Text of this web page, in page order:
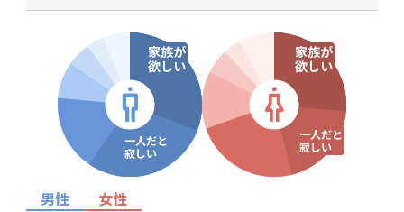
家族が
欲しい
一人だと
寂しい
家族が
欲しい
一人だと
寂しい
男性 女性